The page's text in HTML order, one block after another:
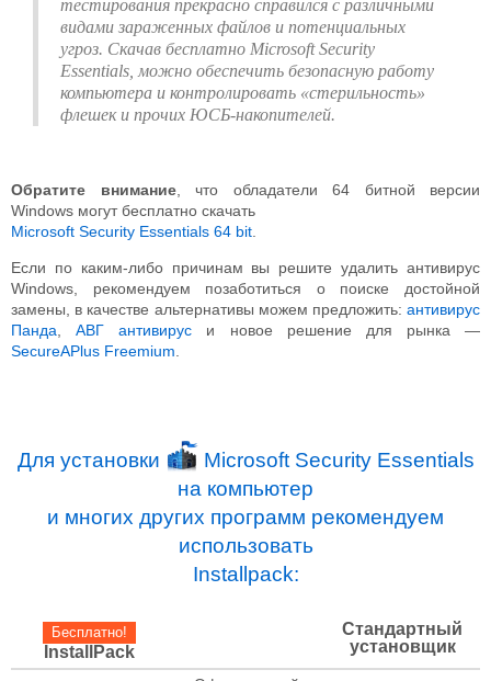
тестирования прекрасно справился с различными
видами зараженных файлов и потенциальных
угроз. Скачав бесплатно Microsoft Security
Essentials, можно обеспечить безопасную работу
компьютера и контролировать «стерильность»
флешек и прочих ЮСБ-накопителей.
Обратите внимание, что обладатели 64 битной версии
Windows могут бесплатно скачать
Microsoft Security Essentials 64 bit
Если по каким-либо причинам вы решите удалить антивирус
Windows, рекомендуем позаботиться о поиске достойной
замены, в качестве альтернативы можем предложить: антивирус
Панда ,АВГ антивирус и новое решение для рынка —
SecureAPlus Freemium
Для установки
Microsoft Security Essentials
на компьютер
и многих других программ рекомендуем
использовать
Installpack:
Бесплатно!
InstallPack
Стандартный
установщик